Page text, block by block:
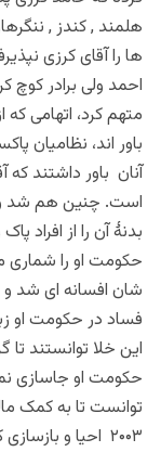
هلمند , کندز ,
ها را آقای کرزی
احمد ولی برادر
متهم کرد، اتهامی
باور اند، نظامیان
آنان باور داشتند که
است. چنین هم شد و
بدنۀ آن را از
حکومت او را شماری
شان افسانه ای شد و
فساد در حکومت او
این خلا توانستند
حکومت او جاسازی
توانست تا به کمک
۲۰۰۳ احیا و بازسازی کند.